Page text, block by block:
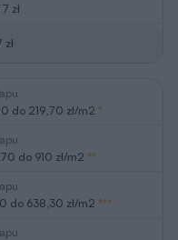
zł
do 219,70 zł/m2 *
do 910 zł/m2 **
do 638,30 zł/m2 ***